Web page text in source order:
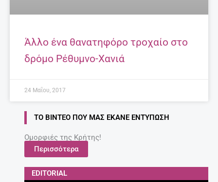
Άλλο ένα θανατηφόρο τροχαίο στο
δρόμο Ρέθυμνο-Χανιά
24 Μαΐου, 2017
ΤΟ ΒΊΝΤΕΟ ΠΟΥ ΜΑΣ ΈΚΑΝΕ ΕΝΤΎΠΩΣΗ
Ομορφιές της Κρήτης!
Περισσότερα
EDITORIAL